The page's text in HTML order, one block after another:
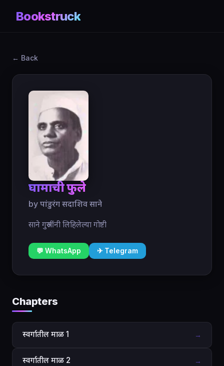
Bookstruck
← Back
घामाची फुले
by पांडुरंग सदाशिव साने
साने गुरुजींनी लिहिलेल्या गोष्टी
💬 WhatsApp ✈ Telegram
Chapters
स्वर्गातील माळ 1 →
स्वर्गातील माळ 2 →